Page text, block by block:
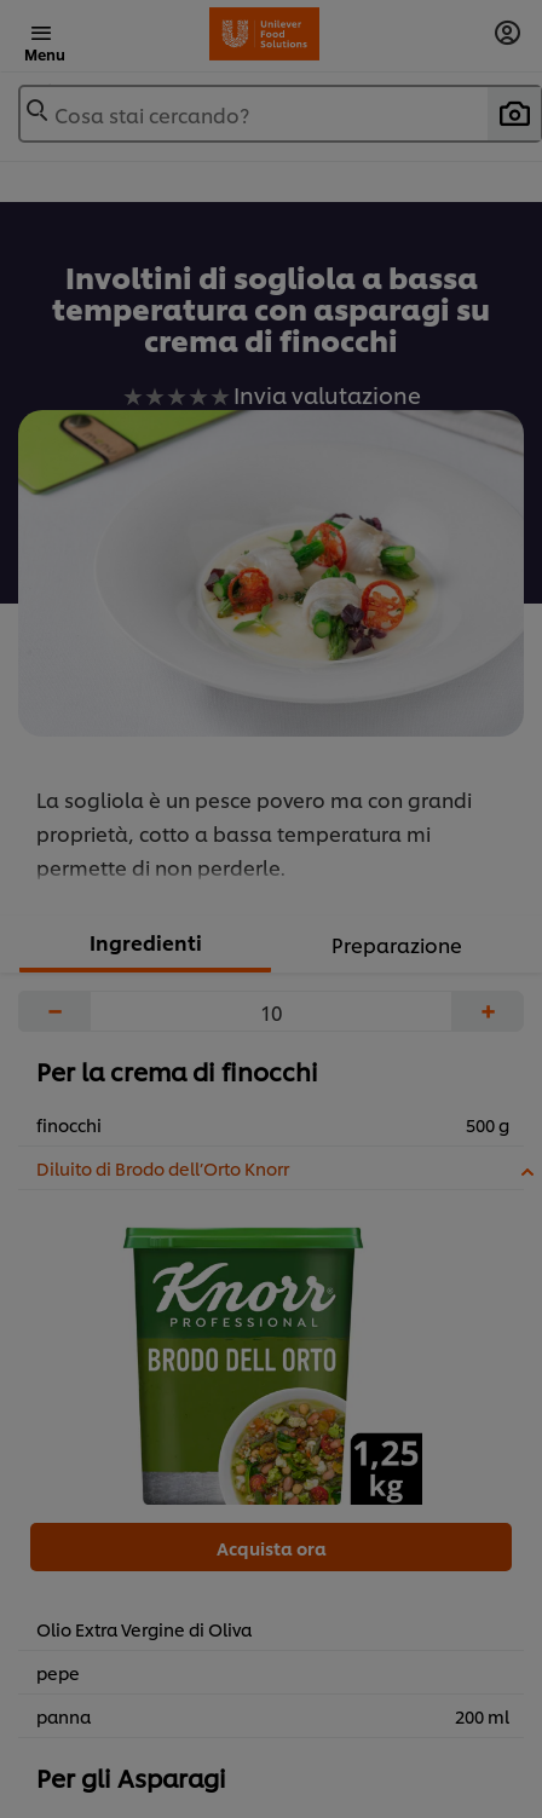
Menu
Cosa stai cercando?
Involtini di sogliola a bassa
temperatura con asparagi su
crema di finocchi
Nessuna
questo
recipe
Invia valutazione
La sogliola è un pesce povero ma con grandi
proprietà, cotto a bassa temperatura mi
permette di non perderle.
Ingredienti Preparazione
− +
Per la crema di finocchi
finocchi
500 g
Diluito di Brodo dell’Orto Knorr
Acquista ora
Olio Extra Vergine di Oliva
pepe
panna
200 ml
Per gli Asparagi